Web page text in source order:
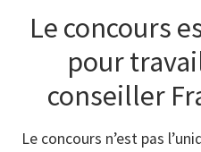
Le concours
pour
conseiller
Le concours n’est pas